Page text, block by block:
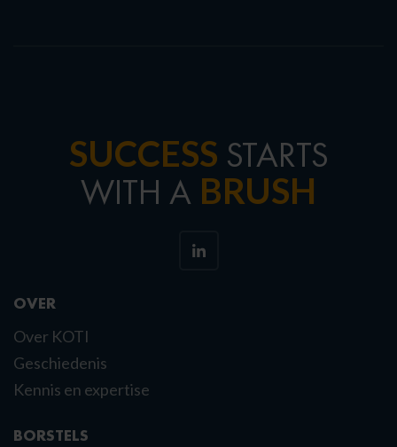
SUCCESS STARTS
WITH A BRUSH
OVER
Over KOTI
Geschiedenis
Kennis en expertise
BORSTELS